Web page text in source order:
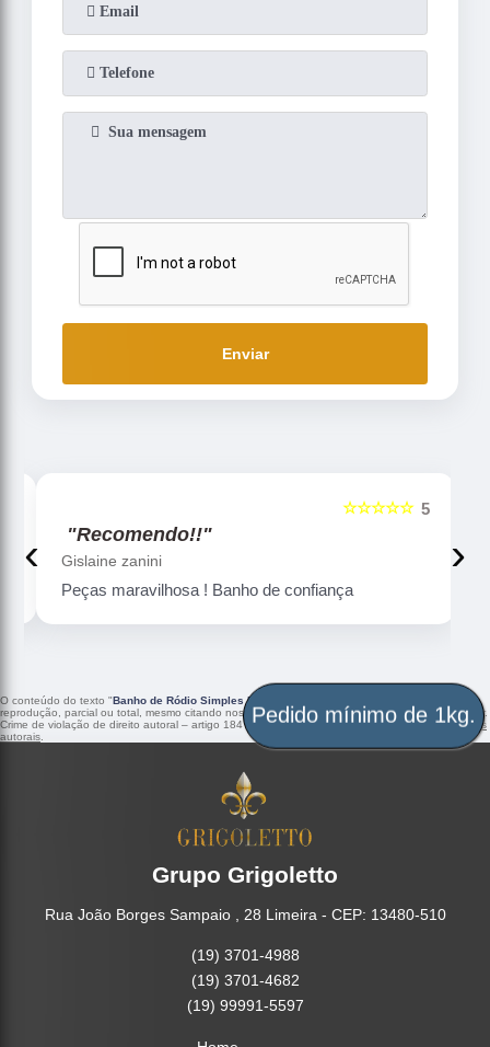
Enviar
5
☆☆☆☆☆
"Recomendo!!"
Gislaine zanini
Peças maravilhosa ! Banho de confiança
‹ ›
O conteúdo do texto "Banho de Ródio Simples Imersão Recife
reprodução, parcial ou total, mesmo citando nossos links, é proibida sem a autorização do autor.
Crime de violação de direito autoral – artigo 184 do Código Penal – Lei 9610/98 - Lei de direitos
autorais
Grupo Grigoletto
Rua João Borges Sampaio , 28 Limeira - CEP: 13480-510
(19) 3701-4988
(19) 3701-4682
(19) 99991-5597
Pedido mínimo de 1kg.